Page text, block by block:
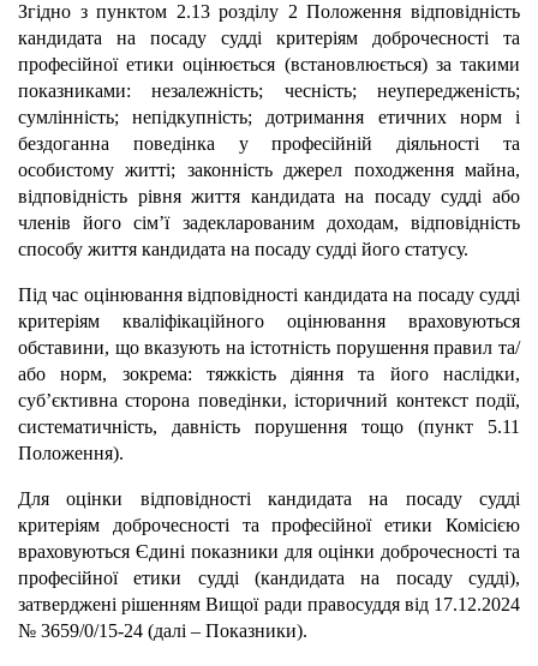
Згідно з пунктом 2.13 розділу 2 Положення відповідність
кандидата на посаду судді критеріям доброчесності та
професійної етики оцінюється (встановлюється) за такими
показниками: незалежність; чесність; неупередженість;
сумлінність; непідкупність; дотримання етичних норм і
бездоганна поведінка у професійній діяльності та
особистому житті; законність джерел походження майна,
відповідність рівня життя кандидата на посаду судді або
членів його сім’ї задекларованим доходам, відповідність
способу життя кандидата на посаду судді його статусу.
Під час оцінювання відповідності кандидата на посаду судді
критеріям кваліфікаційного оцінювання враховуються
обставини, що вказують на істотність порушення правил та/
або норм, зокрема: тяжкість діяння та його наслідки,
суб’єктивна сторона поведінки, історичний контекст події,
систематичність, давність порушення тощо (пункт 5.11
Положення).
Для оцінки відповідності кандидата на посаду судді
критеріям доброчесності та професійної етики Комісією
враховуються Єдині показники для оцінки доброчесності та
професійної етики судді (кандидата на посаду судді),
затверджені рішенням Вищої ради правосуддя від 17.12.2024
№ 3659/0/15-24 (далі – Показники).